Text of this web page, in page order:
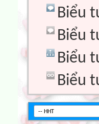
Biểu
Biểu
Biểu
Biểu